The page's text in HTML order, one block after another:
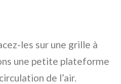
les sur une grille à
une petite plateforme
de l’air.